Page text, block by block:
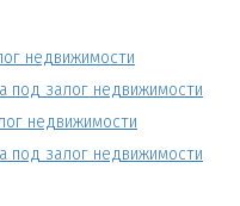
недвижимости
под залог недвижимости
недвижимости
под залог недвижимости